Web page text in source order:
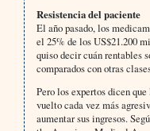
Resistencia del paciente
El año pasado, los
el 25% de los US$21.200
quiso decir cuán rentables
comparados con otras
Pero los expertos dicen
vuelto cada vez más
aumentar sus ingresos.